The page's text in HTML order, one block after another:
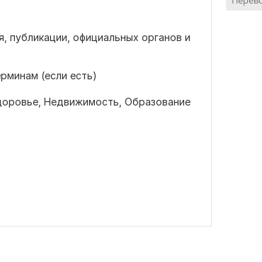
публикации, официальных органов и
(если есть)
Недвижимость, Образование